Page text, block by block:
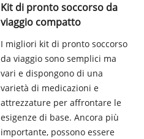
Kit di pronto soccorso da
viaggio compatto
I migliori kit di pronto soccorso
da viaggio sono semplici ma
vari e dispongono di una
varietà di medicazioni e
attrezzature per affrontare le
esigenze di base. Ancora più
importante, possono essere